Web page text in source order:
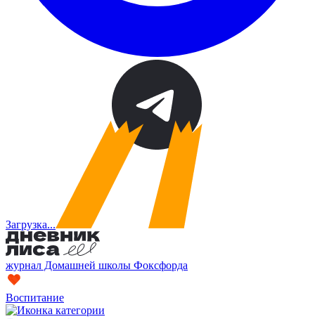
Загрузка...
журнал Домашней школы Фоксфорда
Воспитание